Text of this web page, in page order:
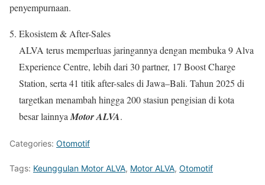
penyempurnaan.
Ekosistem & After-Sales
ALVA terus memperluas jaringannya dengan membuka 9 Alva
Experience Centre, lebih dari 30 partner, 17 Boost Charge
Station, serta 41 titik after-sales di Jawa–Bali. Tahun 2025 di
targetkan menambah hingga 200 stasiun pengisian di kota
besar lainnya Motor ALVA.
Categories: Otomotif
Tags: Keunggulan Motor ALVA, Motor ALVA, Otomotif